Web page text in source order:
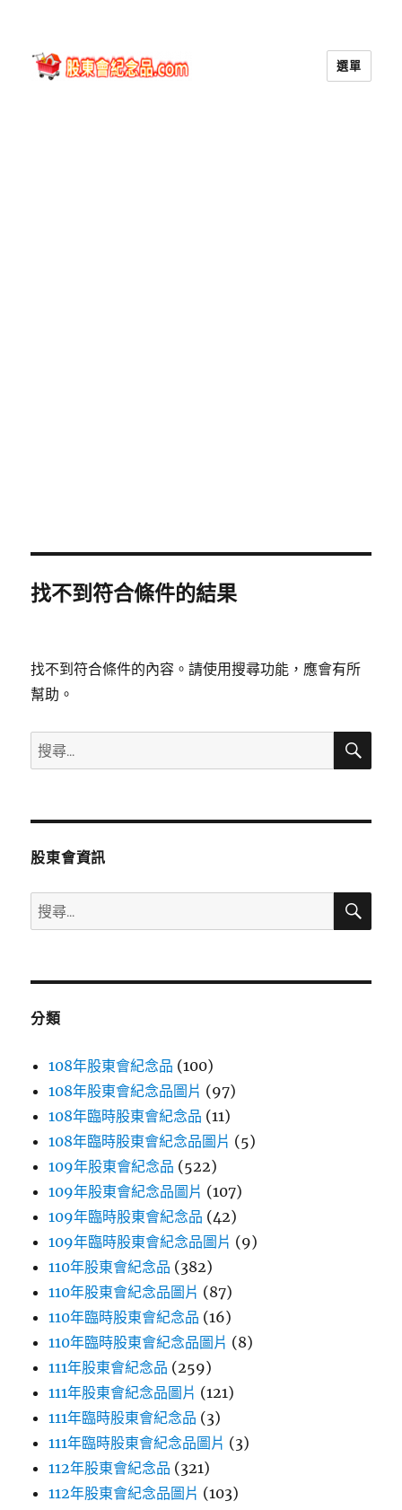
選單
找不到符合條件的結果
找不到符合條件的內容。請使用搜尋功能，應會有所
幫助。
搜
尋
鍵
搜
股東會資訊
搜
尋
鍵
搜
分類
108年股東會紀念品 (100)
108年股東會紀念品圖片 (97)
108年臨時股東會紀念品 (11)
108年臨時股東會紀念品圖片 (5)
109年股東會紀念品 (522)
109年股東會紀念品圖片 (107)
109年臨時股東會紀念品 (42)
109年臨時股東會紀念品圖片 (9)
110年股東會紀念品 (382)
110年股東會紀念品圖片 (87)
110年臨時股東會紀念品 (16)
110年臨時股東會紀念品圖片 (8)
111年股東會紀念品 (259)
111年股東會紀念品圖片 (121)
111年臨時股東會紀念品 (3)
111年臨時股東會紀念品圖片 (3)
112年股東會紀念品 (321)
112年股東會紀念品圖片 (103)